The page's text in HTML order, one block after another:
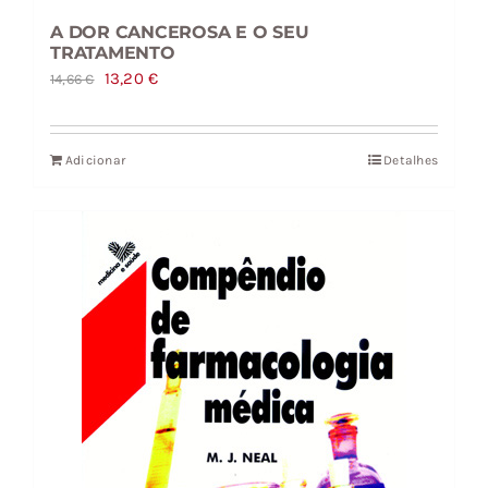
A DOR CANCEROSA E O SEU
TRATAMENTO
14,66€
O
original
era:
13,20€O
atual
Adicionar Detalhes